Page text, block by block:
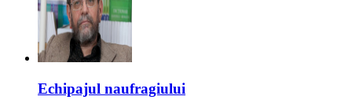
Echipajul naufragiului